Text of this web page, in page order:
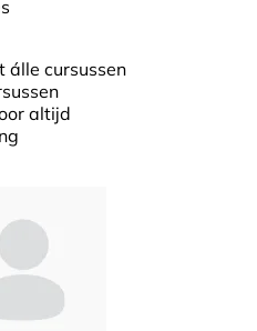
álle cursussen
altijd